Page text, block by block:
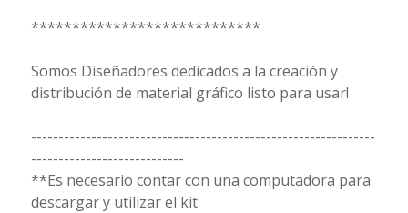
****************************
Somos Diseñadores dedicados a la creación y
distribución de material gráfico listo para usar!
---------------------------------------------------------------
----------------------------
**Es necesario contar con una computadora para
descargar y utilizar el kit